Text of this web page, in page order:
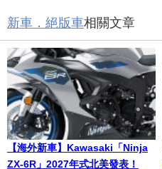
新車．絕版車相關文章
【海外新車】Kawasaki「Ninja
ZX-6R」2027年式北美發表！